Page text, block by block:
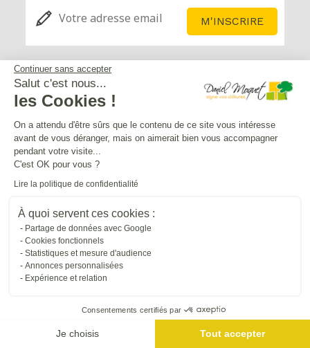
Continuer sans accepter
Salut c'est nous...
les Cookies !
On a attendu d'être sûrs que le contenu de ce site vous intéresse
avant de vous déranger, mais on aimerait bien vous accompagner
pendant votre visite...
C'est OK pour vous ?
Lire la politique de confidentialité
À quoi servent ces cookies :
Partage de données avec Google
Cookies fonctionnels
Statistiques et mesure d'audience
Annonces personnalisées
Expérience et relation
Consentements certifiés par
Je choisis Tout accepter
Service après-vente
Mentions légales
Crédits Agence de communication
Plan du site
Gestion des cookies